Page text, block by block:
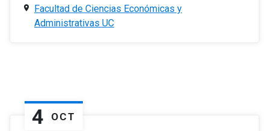
Facultad de Ciencias Económicas y
Administrativas UC
4 OCT